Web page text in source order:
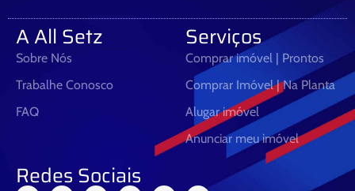
A All Setz
Sobre Nós
Trabalhe Conosco
FAQ
Serviços
Comprar imóvel | Prontos
Comprar Imóvel | Na Planta
Alugar imóvel
Anunciar meu imóvel
Redes Sociais